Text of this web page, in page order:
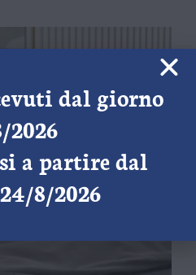
dal giorno
2026
a partire dal
8/2026